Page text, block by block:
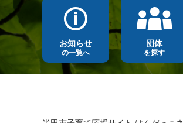
お知らせ
の一覧へ
団体
を探す